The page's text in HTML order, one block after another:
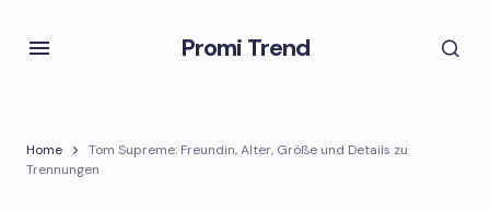
Promi Trend
Home
Tom Supreme: Freundin, Alter, Größe und Details zu
Trennungen